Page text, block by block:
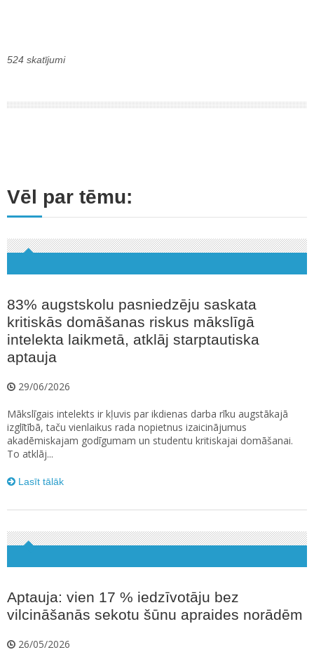
524 skatījumi
Vēl par tēmu:
83% augstskolu pasniedzēju saskata
kritiskās domāšanas riskus mākslīgā
intelekta laikmetā, atklāj starptautiska
aptauja
29/06/2026
Mākslīgais intelekts ir kļuvis par ikdienas darba rīku augstākajā
izglītībā, taču vienlaikus rada nopietnus izaicinājumus
akadēmiskajam godīgumam un studentu kritiskajai domāšanai.
To atklāj...
Lasīt tālāk
Aptauja: vien 17 % iedzīvotāju bez
vilcināšanās sekotu šūnu apraides norādēm
26/05/2026